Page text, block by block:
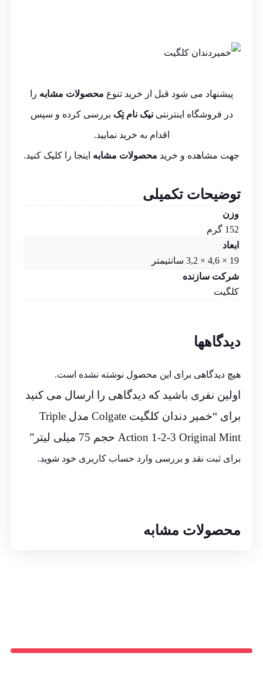
پیشنهاد می شود قبل از خرید تنوع محصولات مشابه را
در فروشگاه اینترنتینیک نام تِک بررسی کرده و سپس
اقدام به خرید نمایید.
جهت مشاهده و خرید محصولات مشابه اینجا را کلیک کنید.
توضیحات تکمیلی
وزن
152 گرم
ابعاد
19 × 4,6 × 3,2 سانتیمتر
شرکت سازنده
کلگیت
دیدگاهها
هیچ دیدگاهی برای این محصول نوشته نشده است.
اولین نفری باشید که دیدگاهی را ارسال می کنید
برای “خمیر دندان کلگیت Colgate مدل Triple
Action 1-2-3 Original Mint حجم 75 میلی لیتر”
برای ثبت نقد و بررسی وارد حساب کاربری خود شوید.
محصولات مشابه